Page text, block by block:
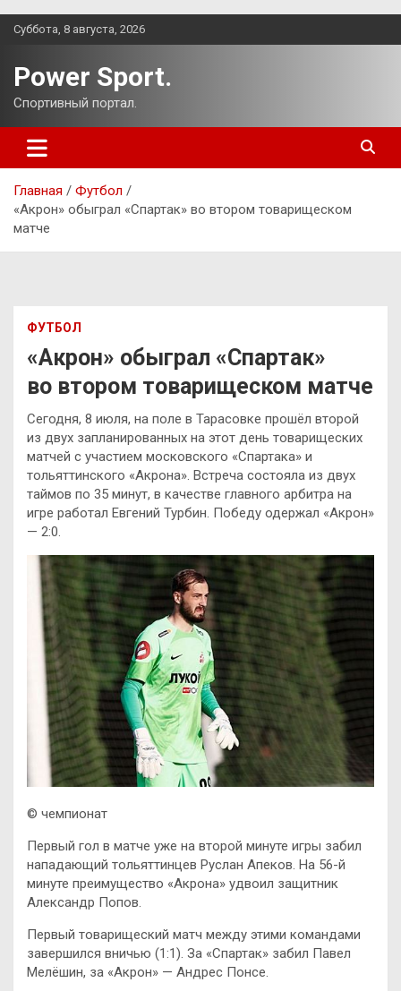
Перейти
Суббота, 8 августа, 2026
Power Sport.
Спортивный портал.
Главная
Футбол
«Акрон» обыграл «Спартак» во втором товарищеском
матче
ФУТБОЛ
«Акрон» обыграл «Спартак»
во втором товарищеском матче
Сегодня, 8 июля, на поле в Тарасовке прошёл второй
из двух запланированных на этот день товарищеских
матчей с участием московского «Спартака» и
тольяттинского «Акрона». Встреча состояла из двух
таймов по 35 минут, в качестве главного арбитра на
игре работал Евгений Турбин. Победу одержал «Акрон»
— 2:0.
© чемпионат
Первый гол в матче уже на второй минуте игры забил
нападающий тольяттинцев Руслан Апеков. На 56-й
минуте преимущество «Акрона» удвоил защитник
Александр Попов.
Первый товарищеский матч между этими командами
завершился вничью (1:1). За «Спартак» забил Павел
Мелёшин, за «Акрон» — Андрес Понсе.